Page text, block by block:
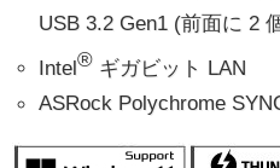
USB 3.2 Gen1 (前面に 2
Intel® ギガビット LAN
ASRock Polychrome